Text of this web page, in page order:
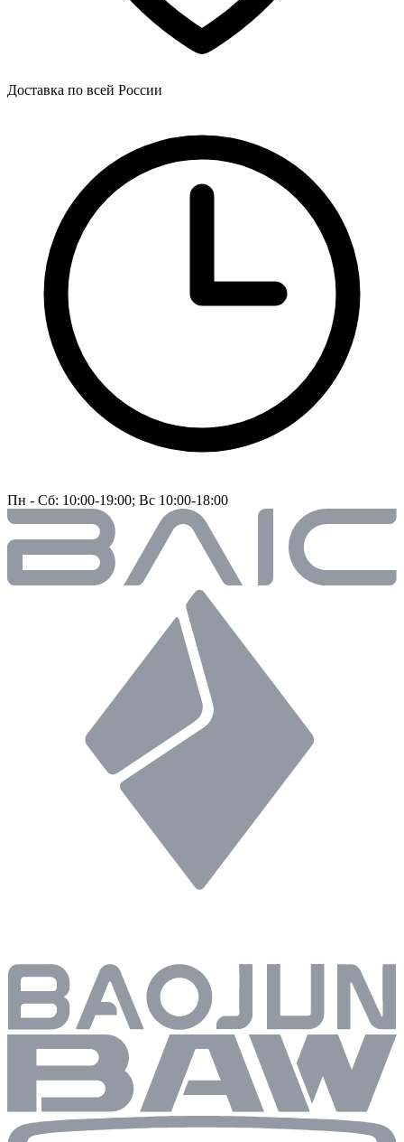
Доставка по всей России
Пн - Сб: 10:00-19:00; Вс 10:00-18:00